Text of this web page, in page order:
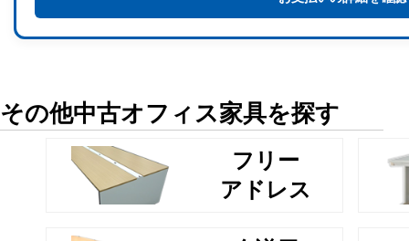
その他中古オフィス家具を探す
フリー
アドレス